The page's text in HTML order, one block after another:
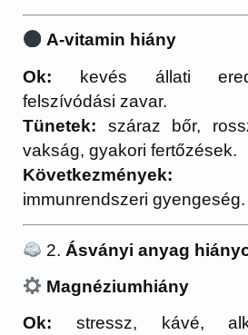
A-vitamin hiány
Ok: kevés állati
felszívódási zavar.
Tünetek: száraz bőr,
vakság, gyakori fertőzések.
Következmények:
immunrendszeri gyengeség.
2. Ásványi anyag
Magnéziumhiány
Ok: stressz, kávé,